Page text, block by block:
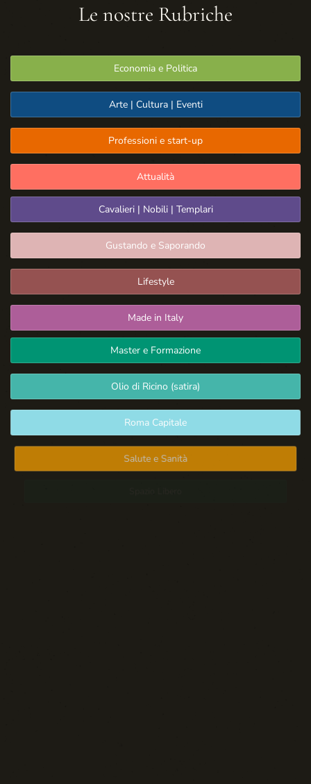
Le nostre Rubriche
Economia e Politica
Arte | Cultura | Eventi
Professioni e start-up
Attualità
Cavalieri | Nobili | Templari
Gustando e Saporando
Lifestyle
Made in Italy
Master e Formazione
Olio di Ricino (satira)
Roma Capitale
Salute e Sanità